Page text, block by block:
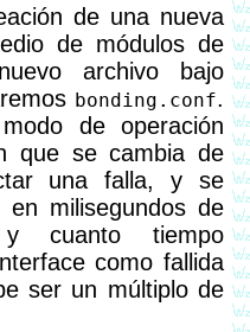
de módulos de
archivo bajo
bonding.conf.
de operación
que se cambia de
una falla, y se
en milisegundos de
y cuanto tiempo
como fallida
ser un múltiplo de